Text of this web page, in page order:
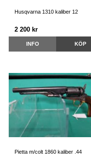
Husqvarna 1310 kaliber 12
2 200 kr
INFO KÖP
Pietta m/colt 1860 kaliber .44